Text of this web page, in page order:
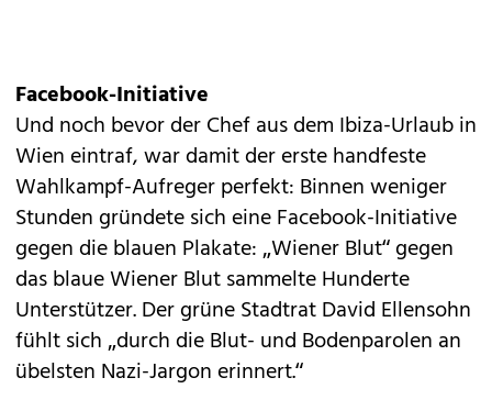
Facebook-Initiative
Und noch bevor der Chef aus dem Ibiza-Urlaub in
Wien eintraf, war damit der erste handfeste
Wahlkampf-Aufreger perfekt: Binnen weniger
Stunden gründete sich eine Facebook-Initiative
gegen die blauen Plakate: „Wiener Blut“ gegen
das blaue Wiener Blut sammelte Hunderte
Unterstützer. Der grüne Stadtrat David Ellensohn
fühlt sich „durch die Blut- und Bodenparolen an
übelsten Nazi-Jargon erinnert.“